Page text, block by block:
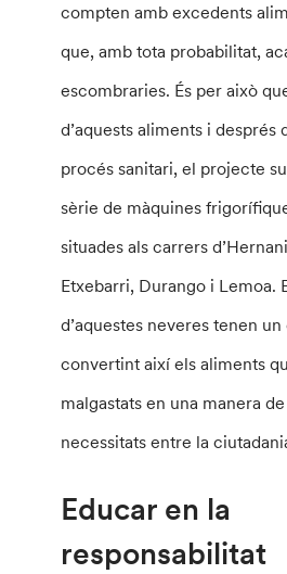
compten amb excedents
que, amb tota probabilitat,
escombraries. És per això
d’aquests aliments i després
procés sanitari, el projecte
sèrie de màquines
situades als carrers
Etxebarri, Durango i Lemoa.
d’aquestes neveres tenen
convertint així els aliments
malgastats en una manera
necessitats entre la
Educar en la
responsabilitat